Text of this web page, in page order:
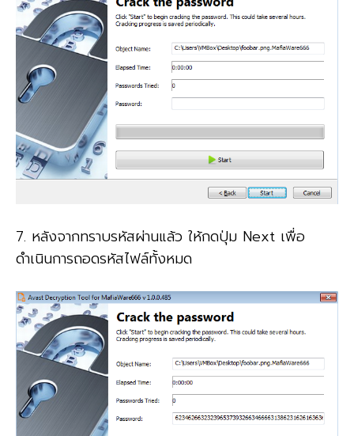
7. หลังจากทราบรหัสผ่านแล้ว ให้กดปุ่ม Next เพื่อ
ดำเนินการถอดรหัสไฟล์ทั้งหมด